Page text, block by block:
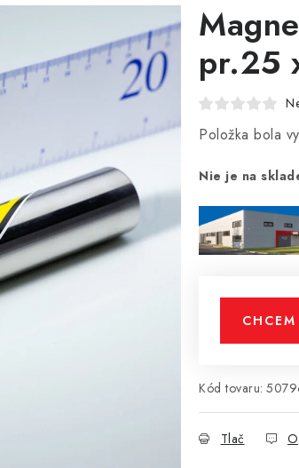
pr.25
Položka bola
Nie je na
Kód tovaru:
Tlač